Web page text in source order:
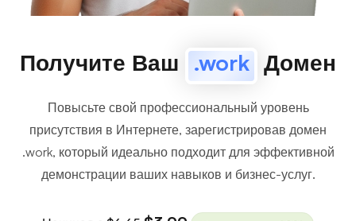
Получите Ваш .work Домен
Повысьте свой профессиональный уровень
присутствия в Интернете, зарегистрировав домен
.work, который идеально подходит для эффективной
демонстрации ваших навыков и бизнес-услуг.